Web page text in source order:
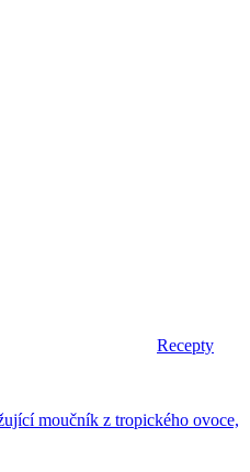
Recepty
moučník z tropického ovoce,